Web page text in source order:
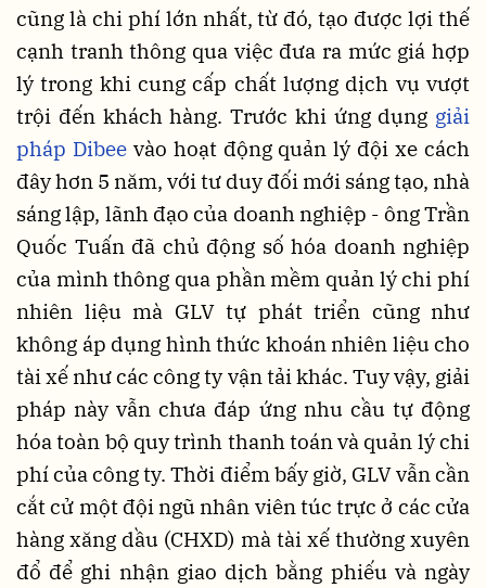
cũng là chi phí lớn nhất, từ đó, tạo được lợi thế
cạnh tranh thông qua việc đưa ra mức giá hợp
lý trong khi cung cấp chất lượng dịch vụ vượt
trội đến khách hàng. Trước khi ứng dụng giải
pháp Dibeevào hoạt động quản lý đội xe cách
đây hơn 5 năm, với tư duy đối mới sáng tạo, nhà
sáng lập, lãnh đạo của doanh nghiệp - ông Trần
Quốc Tuấn đã chủ động số hóa doanh nghiệp
của mình thông qua phần mềm quản lý chi phí
nhiên liệu mà GLV tự phát triển cũng như
không áp dụng hình thức khoán nhiên liệu cho
tài xế như các công ty vận tải khác. Tuy vậy, giải
pháp này vẫn chưa đáp ứng nhu cầu tự động
hóa toàn bộ quy trình thanh toán và quản lý chi
phí của công ty. Thời điểm bấy giờ, GLV vẫn cần
cắt cử một đội ngũ nhân viên túc trực ở các cửa
hàng xăng dầu (CHXD) mà tài xế thường xuyên
đổ để ghi nhận giao dịch bằng phiếu và ngày